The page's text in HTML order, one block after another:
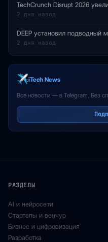
TechCrunch Disrupt 2026
2 дня назад
DEEP установил подводный
2 дня назад
iTech News
Все новости — в Telegram. Без
РАЗДЕЛЫ
AI и нейросети
Стартапы и венчур
Бизнес и цифровизация
Разработка